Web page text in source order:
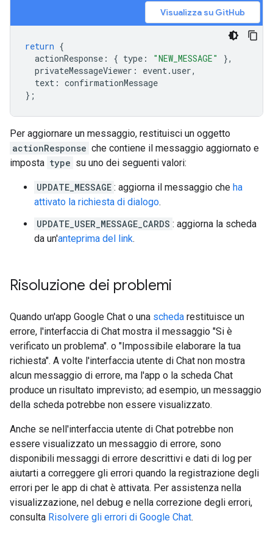
Visualizza su GitHub
return {
actionResponse : { type : "NEW_MESSAGE"
},
privateMessageViewer : event.user,
text : confirmationMessage
};
Per aggiornare un messaggio, restituisci un oggetto
actionResponse che contiene il messaggio aggiornato e
imposta type su uno dei seguenti valori:
UPDATE_MESSAGE : aggiorna il messaggio che ha
attivato la richiesta di dialogo.
UPDATE_USER_MESSAGE_CARDS : aggiorna la scheda
da un'anteprima del link.
Risoluzione dei problemi
Quando un'app Google Chat o una scheda restituisce un
errore, l'interfaccia di Chat mostra il messaggio "Si è
verificato un problema". o "Impossibile elaborare la tua
richiesta". A volte l'interfaccia utente di Chat non mostra
alcun messaggio di errore, ma l'app o la scheda Chat
produce un risultato imprevisto; ad esempio, un messaggio
della scheda potrebbe non essere visualizzato.
Anche se nell'interfaccia utente di Chat potrebbe non
essere visualizzato un messaggio di errore, sono
disponibili messaggi di errore descrittivi e dati di log per
aiutarti a correggere gli errori quando la registrazione degli
errori per le app di chat è attivata. Per assistenza nella
visualizzazione, nel debug e nella correzione degli errori,
consulta Risolvere gli errori di Google Chat.